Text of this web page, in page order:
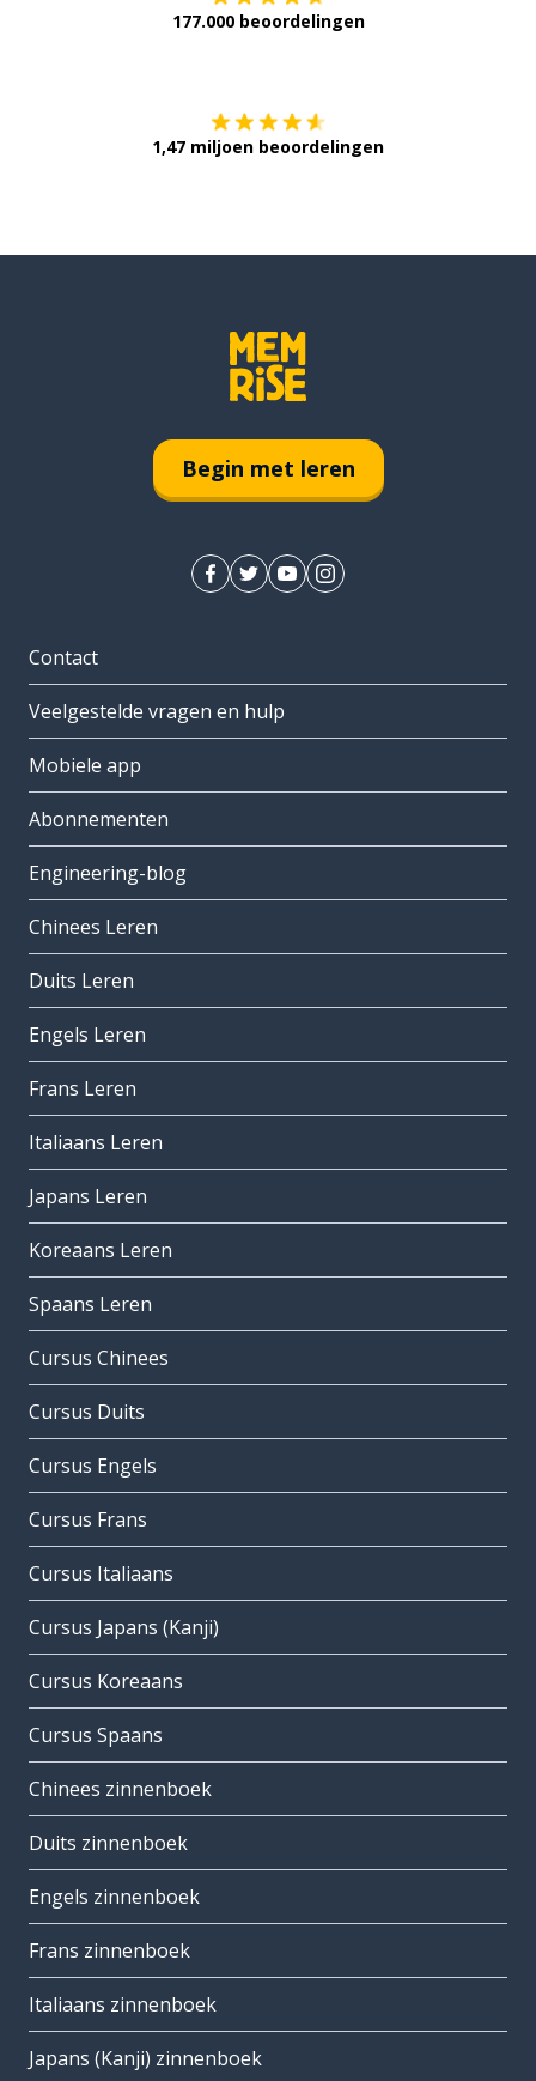
177.000 beoordelingen
1,47 miljoen beoordelingen
Begin met leren
Contact
Veelgestelde vragen en hulp
Mobiele app
Abonnementen
Engineering-blog
Chinees Leren
Duits Leren
Engels Leren
Frans Leren
Italiaans Leren
Japans Leren
Koreaans Leren
Spaans Leren
Cursus Chinees
Cursus Duits
Cursus Engels
Cursus Frans
Cursus Italiaans
Cursus Japans (Kanji)
Cursus Koreaans
Cursus Spaans
Chinees zinnenboek
Duits zinnenboek
Engels zinnenboek
Frans zinnenboek
Italiaans zinnenboek
Japans (Kanji) zinnenboek